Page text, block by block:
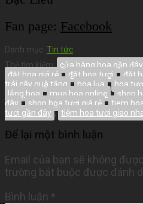
Fan page: Facebook
Danh mục: Tin tức
Thẻ tìm kiếm: cửa hàng hoa gần đây
đặt hoa giá rẻ , đặt hoa tươi , đặt
trái cây quà tặng , hoa lụa , hoa
lẳng hoa , mua hoa online , shop
đây , shop hoa tươi giá rẻ , tiem
tươi gần đây , tiệm hoa tươi giao
Để lại một bình luận
Email của bạn sẽ không
trường bắt buộc được đánh
Bình luận *